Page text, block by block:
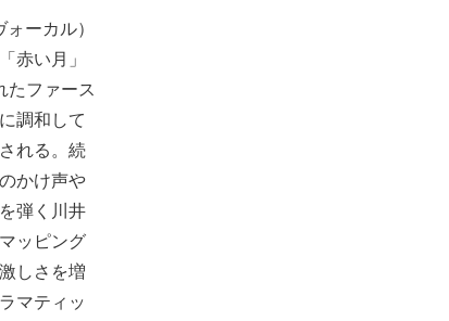
ーカル）
赤い月」
たファース
調和して
れる。続
かけ声や
弾く川井
ッピング
しさを増
マティッ